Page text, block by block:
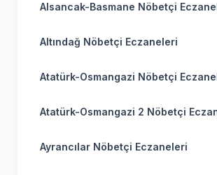
Alsancak-Basmane Nöbetçi
Altındağ Nöbetçi Eczaneleri
Atatürk-Osmangazi Nöbetçi
Atatürk-Osmangazi 2 Nöbetçi
Ayrancılar Nöbetçi Eczaneleri